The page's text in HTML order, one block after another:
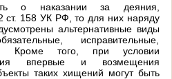
о наказании за деяния,
ст. 158 УК РФ, то для них наряду
альтернативные виды
исправительные,
Кроме того, при условии
впервые и возмещения
таких хищений могут быть